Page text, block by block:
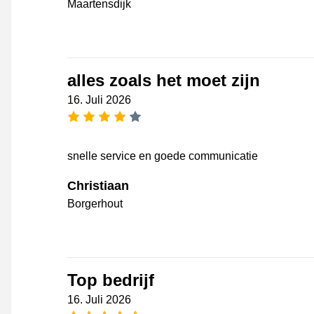
Maartensdijk
alles zoals het moet zijn
16. Juli 2026
snelle service en goede communicatie
Christiaan
Borgerhout
Top bedrijf
16. Juli 2026